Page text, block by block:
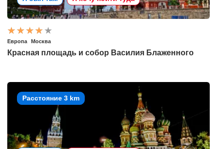
Европа Москва
Красная площадь и собор Василия Блаженного
Расстояние 3 km